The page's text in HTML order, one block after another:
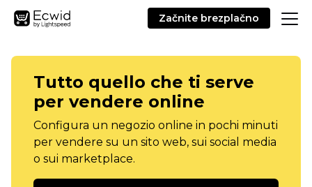
Začnite brezplačno
Tutto quello che ti serve
per vendere online
Configura un negozio online in pochi minuti
per vendere su un sito web, sui social media
o sui marketplace.